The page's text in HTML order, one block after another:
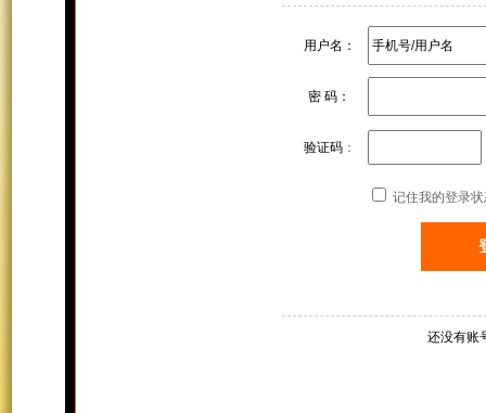
用户名：
密 码：
验证码 ：
记住我的登录
还没有账